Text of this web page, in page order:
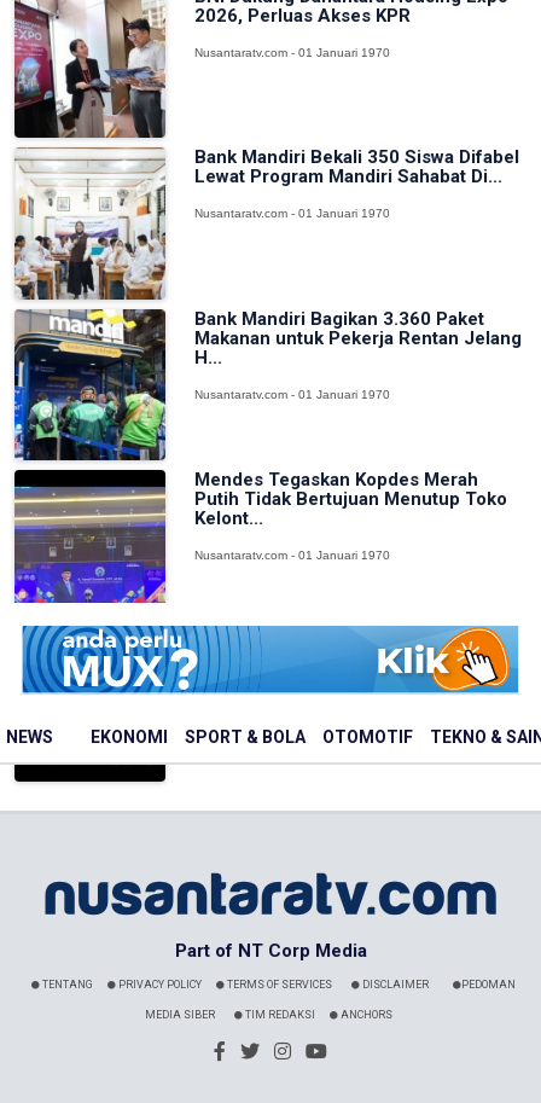
NEWS EKONOMI SPORT & BOLA OTOMOTIF TEKNO &
2026, Perluas Akses KPR
Nusantaratv.com - 01 Januari 1970
Bank Mandiri Bekali 350 Siswa Difabel
Lewat Program Mandiri Sahabat Di...
Nusantaratv.com - 01 Januari 1970
Bank Mandiri Bagikan 3.360 Paket
Makanan untuk Pekerja Rentan Jelang
H...
Nusantaratv.com - 01 Januari 1970
Mendes Tegaskan Kopdes Merah
Putih Tidak Bertujuan Menutup Toko
Kelont...
Nusantaratv.com - 01 Januari 1970
AHY Dorong Konsolidasi BUMN untuk
Perkuat Pengelolaan Kawasan Industri
Nusantaratv.com - 01 Januari 1970
Part of NT Corp Media
TENTANG PRIVACY POLICY TERMS OF SERVICES DISCLAIMER PEDOMAN
MEDIA SIBER TIM REDAKSI ANCHORS